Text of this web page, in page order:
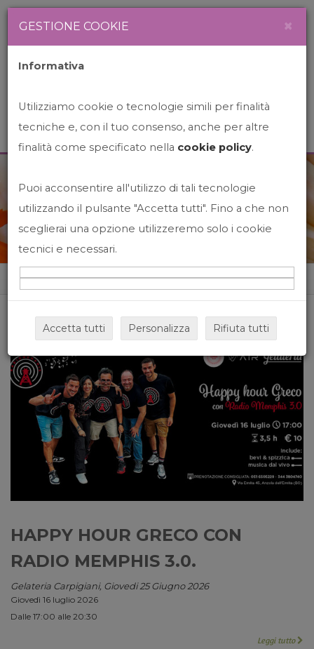
News&Events
Home News&events
HAPPY HOUR GRECO CON
RADIO MEMPHIS 3.0.
Gelateria Carpigiani, Giovedi 25 Giugno 2026
Giovedì 16 luglio 2026
Dalle 17:00 alle 20:30
Leggi tutto
GESTIONE COOKIE ×
Informativa
Utilizziamo cookie o tecnologie simili per finalità
tecniche e, con il tuo consenso, anche per altre
finalità come specificato nella cookie policy.
Puoi acconsentire all'utilizzo di tali tecnologie
utilizzando il pulsante "Accetta tutti". Fino a che non
sceglierai una opzione utilizzeremo solo i cookie
tecnici e necessari.
Accetta tutti Personalizza Rifiuta tutti